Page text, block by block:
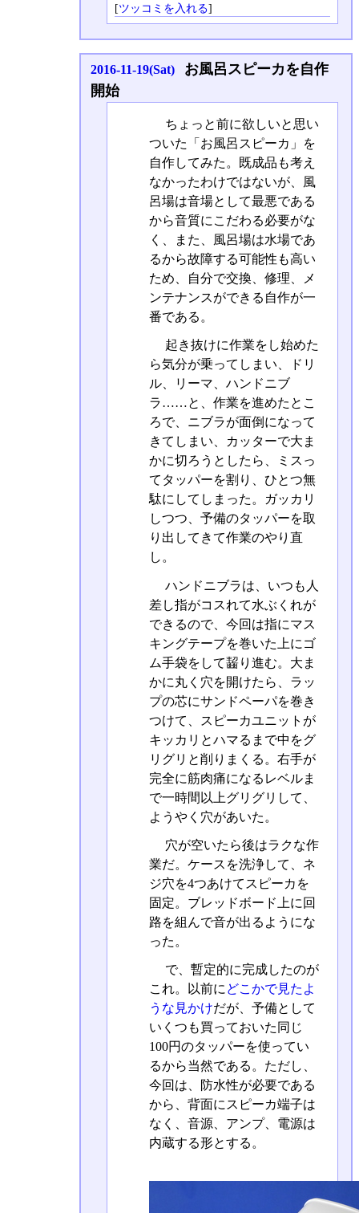
[ツッコミを入れる]
2016-11-19(Sat)
お風呂スピーカを自作
開始
ちょっと前に欲しいと思い
ついた「お風呂スピーカ」を
自作してみた。既成品も考え
なかったわけではないが、風
呂場は音場として最悪である
から音質にこだわる必要がな
く、また、風呂場は水場であ
るから故障する可能性も高い
ため、自分で交換、修理、メ
ンテナンスができる自作が一
番である。
起き抜けに作業をし始めた
ら気分が乗ってしまい、ドリ
ル、リーマ、ハンドニブ
ラ……と、作業を進めたとこ
ろで、ニブラが面倒になって
きてしまい、カッターで大ま
かに切ろうとしたら、ミスっ
てタッパーを割り、ひとつ無
駄にしてしまった。ガッカリ
しつつ、予備のタッパーを取
り出してきて作業のやり直
し。
ハンドニブラは、いつも人
差し指がコスれて水ぶくれが
できるので、今回は指にマス
キングテープを巻いた上にゴ
ム手袋をして齧り進む。大ま
かに丸く穴を開けたら、ラッ
プの芯にサンドペーパを巻き
つけて、スピーカユニットが
キッカリとハマるまで中をグ
リグリと削りまくる。右手が
完全に筋肉痛になるレベルま
で一時間以上グリグリして、
ようやく穴があいた。
穴が空いたら後はラクな作
業だ。ケースを洗浄して、ネ
ジ穴を4つあけてスピーカを
固定。ブレッドボード上に回
路を組んで音が出るようにな
った。
で、暫定的に完成したのが
これ。以前に どこかで見たよ
うな見かけだが、予備として
いくつも買っておいた同じ
100円のタッパーを使ってい
るから当然である。ただし、
今回は、防水性が必要である
から、背面にスピーカ端子は
なく、音源、アンプ、電源は
内蔵する形とする。